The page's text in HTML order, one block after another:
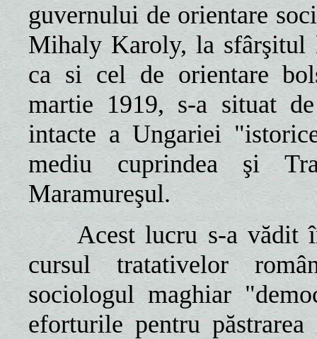
guvernului de orientare
Mihaly Karoly, la sfârşitul
ca si cel de orientare
martie 1919, s-a situat
intacte a Ungariei
mediu cuprindea şi
Maramureşul.
Acest lucru s-a vădit
cursul tratativelor
sociologul maghiar
eforturile pentru